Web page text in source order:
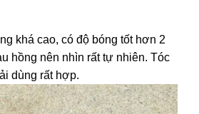
khá cao, có độ bóng tốt hơn 2
hồng nên nhìn rất tự nhiên. Tóc
dùng rất hợp.